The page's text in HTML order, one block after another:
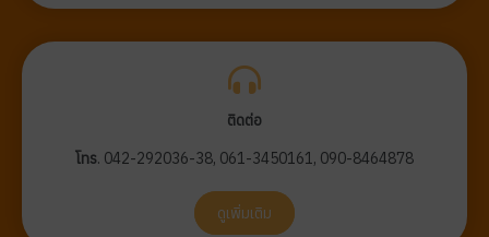
ติดต่อ
โทร. 042-292036-38, 061-3450161, 090-8464878
ดูเพิ่มเติม